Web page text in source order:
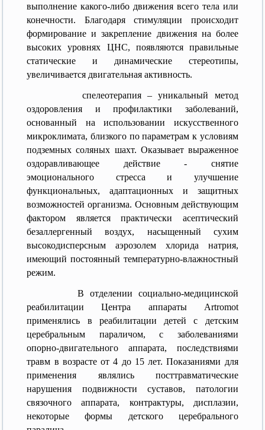
выполнение какого-либо движения всего тела или
конечности. Благодаря стимуляции происходит
формирование и закрепление движения на более
высоких уровнях ЦНС, появляются правильные
статические и динамические стереотипы,
увеличивается двигательная активность.
спелеотерапия – уникальный метод
оздоровления и профилактики заболеваний,
основанный на использовании искусственного
микроклимата, близкого по параметрам к условиям
подземных соляных шахт. Оказывает выраженное
оздоравливающее действие - снятие
эмоционального стресса и улучшение
функциональных, адаптационных и защитных
возможностей организма. Основным действующим
фактором является практически асептический
безаллергенный воздух, насыщенный сухим
высокодисперсным аэрозолем хлорида натрия,
имеющий постоянный температурно-влажностный
режим.
В отделении социально-медицинской
реабилитации Центра аппараты Artromot
применялись в реабилитации детей с детским
церебральным параличом, с заболеваниями
опорно-двигательного аппарата, последствиями
травм в возрасте от 4 до 15 лет. Показаниями для
применения являлись посттравматические
нарушения подвижности суставов, патологии
связочного аппарата, контрактуры, дисплазии,
некоторые формы детского церебрального